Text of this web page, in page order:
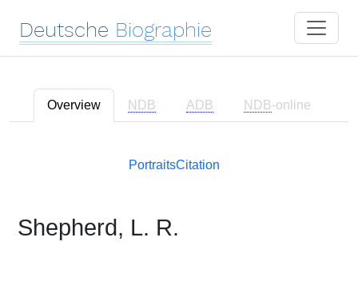
Deutsche Biographie
Overview NDB ADB NDB-online
PortraitsCitation
Shepherd, L. R.